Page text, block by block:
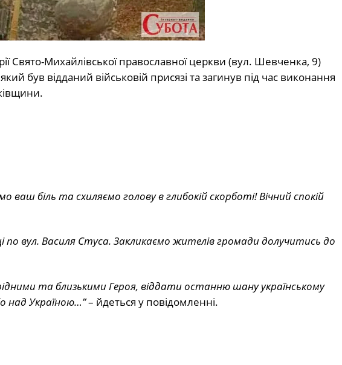
Свято-Михайлівської православної церкви (вул. Шевченка, 9)
був відданий військовій присязі та загинув під час виконання
ваш біль та схиляємо голову в глибокій скорботі! Вічний спокій
вул. Василя Стуса. Закликаємо жителів громади долучитись до
та близькими Героя, віддати останню шану українському
над Україною…”– йдеться у повідомленні.